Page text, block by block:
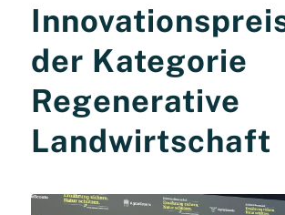
der Kategorie
Regenerative
Landwirtschaft